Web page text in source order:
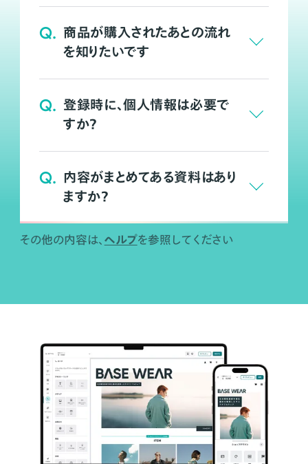
Q. 商品が購入されたあとの流れ
を知りたいです
Q. 登録時に、個人情報は必要で
すか？
Q. 内容がまとめてある資料はあり
ますか？
その他の内容は、 ヘルプを参照してください